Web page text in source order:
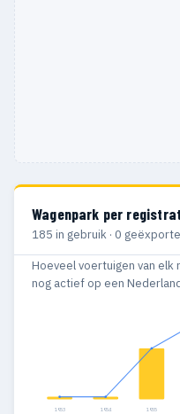
Wagenpark per
185 in gebruik · 0
Hoeveel voertuigen van elk
nog actief op een
1953 1954 1955